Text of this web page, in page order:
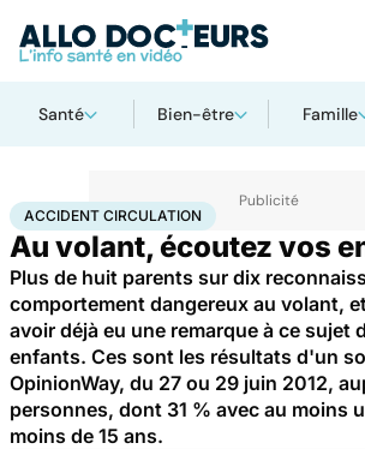
Santé Bien-être Famille
AccueilSantéMaladiesAccident circulation
ACCIDENT CIRCULATION
Au volant, écoutez vos
Plus de huit parents sur dix
comportement dangereux au volant,
avoir déjà eu une remarque à ce sujet
enfants. Ces sont les résultats d'un
OpinionWay, du 27 ou 29 juin 2012,
personnes, dont 31 % avec au moins
moins de 15 ans.